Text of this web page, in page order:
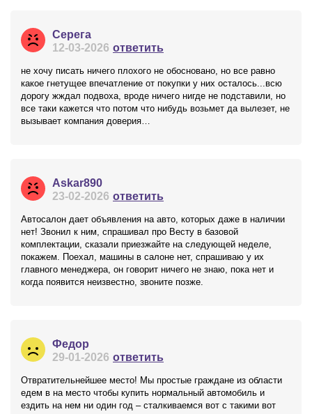
Серега
12-03-2026 ответить
не хочу писать ничего плохого не обосновано, но все равно
какое гнетущее впечатление от покупки у них осталось...всю
дорогу жждал подвоха, вроде ничего нигде не подставили, но
все таки кажется что потом что нибудь возьмет да вылезет, не
вызывает компания доверия…
Askar890
23-02-2026 ответить
Автосалон дает объявления на авто, которых даже в наличии
нет! Звонил к ним, спрашивал про Весту в базовой
комплектации, сказали приезжайте на следующей неделе,
покажем. Поехал, машины в салоне нет, спрашиваю у их
главного менеджера, он говорит ничего не знаю, пока нет и
когда появится неизвестно, звоните позже.
Федор
29-01-2026 ответить
Отвратительнейшее место! Мы простые граждане из области
едем в на место чтобы купить нормальный автомобиль и
ездить на нем ни один год – сталкиваемся вот с такими вот